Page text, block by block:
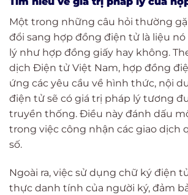
Một trong những câu hỏi thường
đổi sang hợp đồng điện tử là liệu nó
lý như hợp đồng giấy hay không.
dịch Điện tử Việt Nam, hợp đồng
ứng các yêu cầu về hình thức, nội
điện tử sẽ có giá trị pháp lý tương
truyền thống. Điều này đánh dấu
trong việc công nhận các giao dịch
số.
Ngoài ra, việc sử dụng chữ ký điện
thực danh tính của người ký, đảm